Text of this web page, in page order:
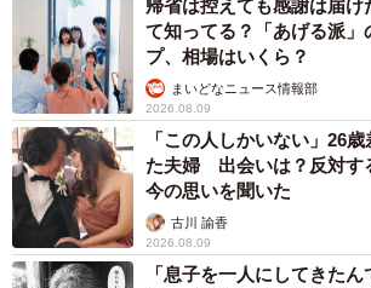
――夫さんからは何時頃に電話が？
0時20分ごろです。子供はもう寝ていて
てスマホを見ている時でした。
――既に深夜だったのですね。
明確にはもう覚えてませんが、「始発ま
て」と言ってきました。「非常識な言動
帰省は控えても感謝は届
て知ってる？「あげる派」
プ、相場はいくら？
まいどなニュース情報部
2026.08.09
「この人しかいない」26
た夫婦 出会いは？反対す
今の思いを聞いた
古川 諭香
2026.08.09
「息子を一人にしてきた